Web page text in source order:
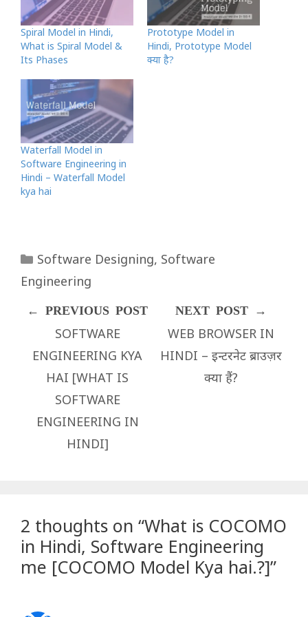
Spiral Model in Hindi,
What is Spiral Model &
Its Phases
Prototype Model in
Hindi, Prototype Model
क्या है?
Waterfall Model in
Software Engineering in
Hindi – Waterfall Model
kya hai
Categories
Software Designing, Software
Engineering
SOFTWARE
ENGINEERING KYA
HAI [WHAT IS
SOFTWARE
ENGINEERING IN
HINDI]
WEB BROWSER IN
HINDI – इन्टरनेट ब्राउज़र
क्या हैं?
2 thoughts on “What is COCOMO
in Hindi, Software Engineering
me [COCOMO Model Kya hai.?]”